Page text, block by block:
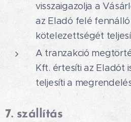
visszaigazolja a
az Eladó felé
kötelezettségét
A tranzakció
Kft. értesíti az Eladót
teljesíti a
7. szállítás